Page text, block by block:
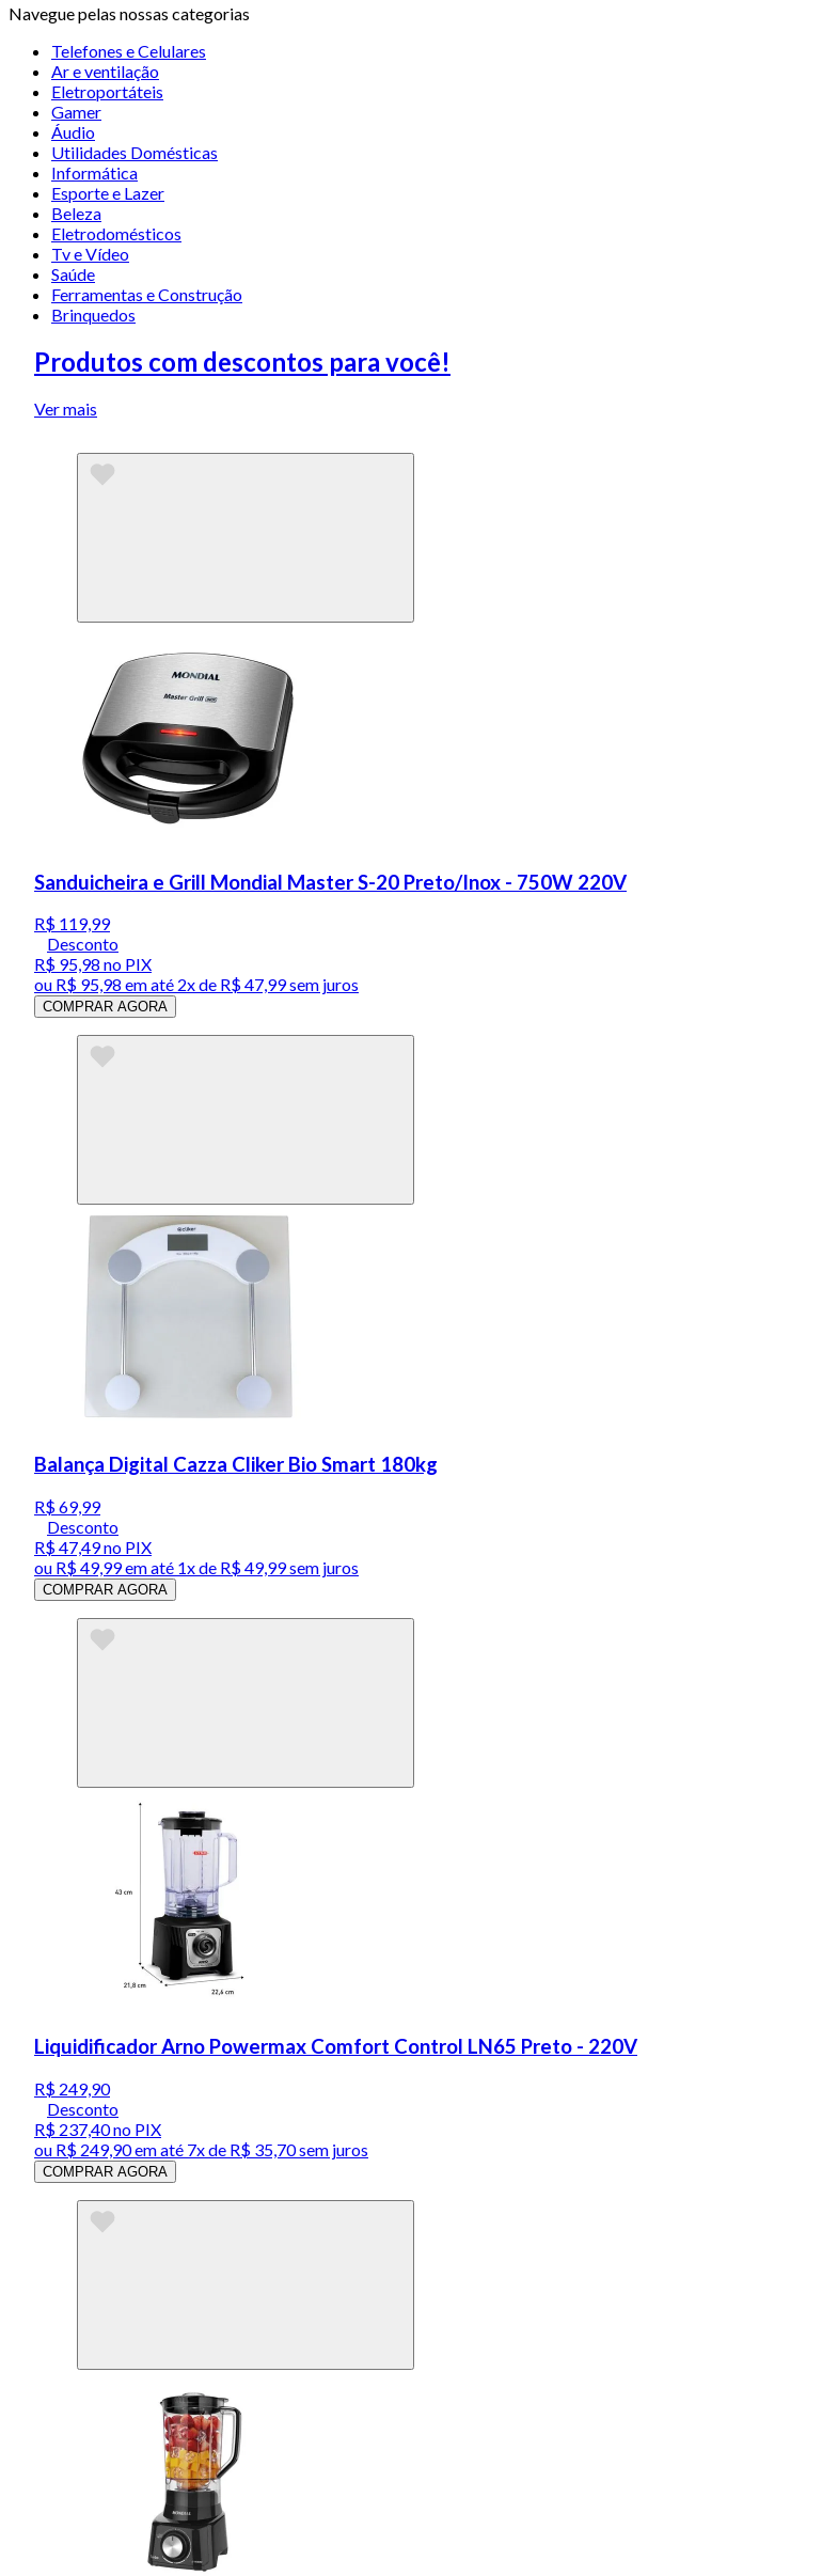
Navegue pelas nossas categorias
Telefones e Celulares
Ar e ventilação
Eletroportáteis
Gamer
Áudio
Utilidades Domésticas
Informática
Esporte e Lazer
Beleza
Eletrodomésticos
Tv e Vídeo
Saúde
Ferramentas e Construção
Brinquedos
Produtos com descontos para você!
Ver mais
Sanduicheira e Grill Mondial Master S-20 Preto/Inox - 750W 220V
R$ 119,99
Desconto
R$ 95,98 no PIX
ou R$ 95,98 em até 2x de R$ 47,99 sem juros
COMPRAR AGORA
Balança Digital Cazza Cliker Bio Smart 180kg
R$ 69,99
Desconto
R$ 47,49no PIX
ou R$ 49,99em até 1x de R$ 49,99sem juros
COMPRAR AGORA
Liquidificador Arno Powermax Comfort Control LN65 Preto - 220V
R$ 249,90
Desconto
R$ 237,40no PIX
ou R$ 249,90em até 7x de R$ 35,70 sem juros
COMPRAR AGORA